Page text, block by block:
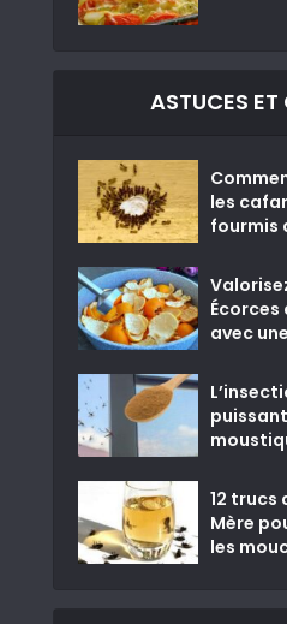
ASTUCES ET
les
fourmis
Écorces
avec
12 trucs
Mère
les